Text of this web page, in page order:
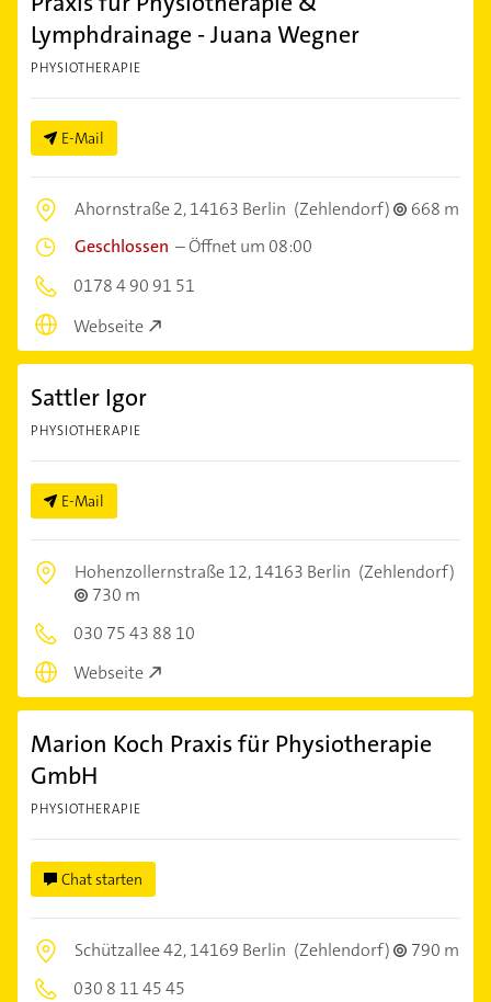
Lymphdrainage - Juana Wegner
PHYSIOTHERAPIE
E-Mail
Ahornstraße 2,14163 Berlin (Zehlendorf)
668 m
Geschlossen –Öffnet um 08:00
0178 4 90 91 51
Webseite
Sattler Igor
PHYSIOTHERAPIE
E-Mail
Hohenzollernstraße 12,14163 Berlin (Zehlendorf)
730 m
030 75 43 88 10
Webseite
Marion Koch Praxis für Physiotherapie
GmbH
PHYSIOTHERAPIE
Chat starten
Schützallee 42,14169 Berlin (Zehlendorf)
790 m
030 8 11 45 45